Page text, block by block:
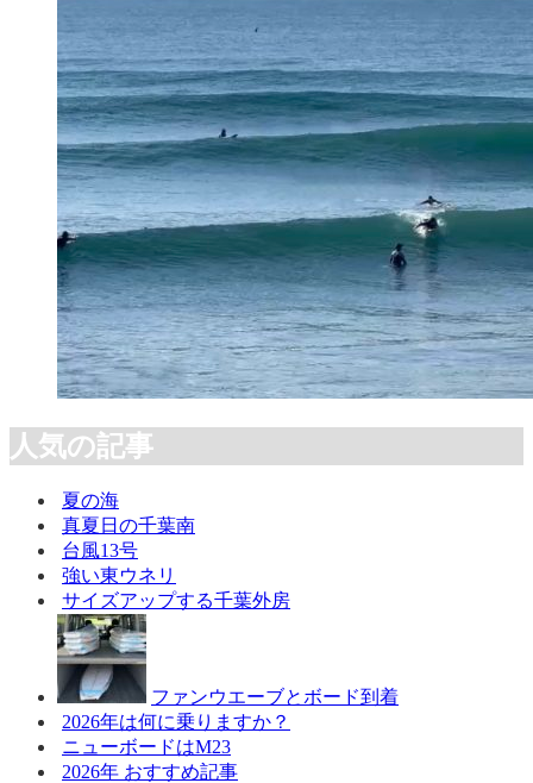
人気の記事
夏の海
真夏日の千葉南
台風13号
強い東ウネリ
サイズアップする千葉外房
ファンウエーブとボード到着
2026年は何に乗りますか？
ニューボードはM23
2026年 おすすめ記事